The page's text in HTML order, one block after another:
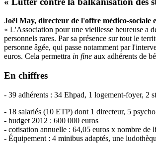
Joël May, directeur de l'offre médico-sociale
« L'Association pour une vieillesse heureuse a
personnels rares. Par sa présence sur tout le
personne âgée, qui passe notamment par
euros. Cela permettra in fine aux adhérents de
En chiffres
- 39 adhérents : 34 Ehpad, 1 logement-foyer, 2
- 18 salariés (10 ETP) dont 1 directeur, 5
- budget 2012 : 600 000 euros
- cotisation annuelle : 64,05 euros x nombre de
- Équipement : 4 minibus adaptés, une